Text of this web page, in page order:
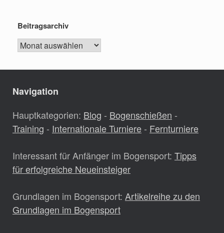
Beitragsarchiv
Beitragsarchiv
Navigation
Hauptkategorien: Blog - Bogenschießen -
Training - Internationale Turniere - Fernturniere
Interessant für Anfänger im Bogensport: Tipps
für erfolgreiche Neueinsteiger
Grundlagen im Bogensport: Artikelreihe zu den
Grundlagen im Bogensport